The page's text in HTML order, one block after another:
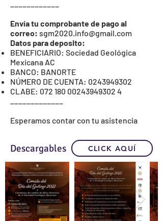
Envía tu comprobante de pago al
correo: sgm2020.info@gmail.com
Datos para deposito:
BENEFICIARIO: Sociedad Geológica
Mexicana AC
BANCO: BANORTE
NÚMERO DE CUENTA: 0243949302
CLABE: 072 180 00243949302 4
Esperamos contar con tu asistencia
Descargables CLICK AQUÍ